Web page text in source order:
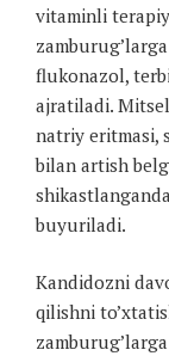
vitaminli
flukonazol,
ajratiladi.
natriy eritmasi,
bilan artish
buyuriladi.
Kandidozni
qilishni